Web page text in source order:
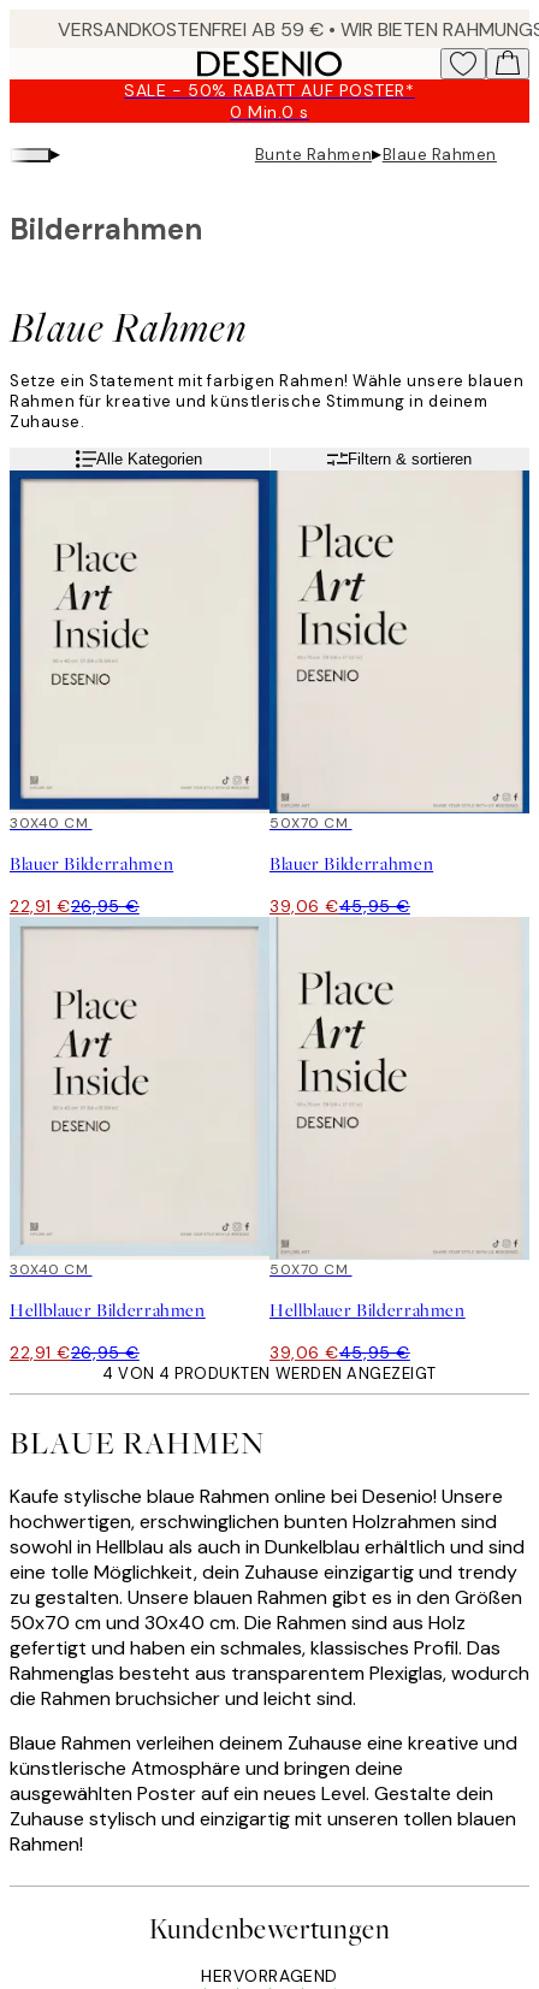
SALE - 50% RABATT AUF POSTER*
0 Min.0 s
Gültig
2026-
▸ Bunte Rahmen▸Blaue Rahmen
Blaue Rahmen
Bilderrahmen
Setze ein Statement mit farbigen Rahmen! Wähle unsere blauen
Rahmen für kreative und künstlerische Stimmung in deinem
Zuhause.
Alle Kategorien Filtern & sortieren
15%*
30X40 CM
Blauer Bilderrahmen
22,91 €26,95 €
15%*
50X70 CM
Blauer Bilderrahmen
39,06 €45,95 €
15%*
30X40 CM
Hellblauer Bilderrahmen
22,91 €26,95 €
15%*
50X70 CM
Hellblauer Bilderrahmen
39,06 €45,95 €
4 VON 4 PRODUKTEN WERDEN ANGEZEIGT
BLAUE RAHMEN
Kaufe stylische blaue Rahmen online bei Desenio! Unsere
hochwertigen, erschwinglichen bunten Holzrahmen sind
sowohl in Hellblau als auch in Dunkelblau erhältlich und sind
eine tolle Möglichkeit, dein Zuhause einzigartig und trendy
zu gestalten. Unsere blauen Rahmen gibt es in den Größen
50x70 cm und 30x40 cm. Die Rahmen sind aus Holz
gefertigt und haben ein schmales, klassisches Profil. Das
Rahmenglas besteht aus transparentem Plexiglas, wodurch
die Rahmen bruchsicher und leicht sind.
Blaue Rahmen verleihen deinem Zuhause eine kreative und
künstlerische Atmosphäre und bringen deine
ausgewählten Poster auf ein neues Level. Gestalte dein
Zuhause stylisch und einzigartig mit unseren tollen blauen
Rahmen!
Kundenbewertungen
HERVORRAGEND